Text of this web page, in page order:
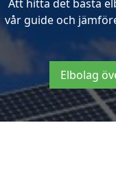
Att hitta det bästa
vår guide och
Elbolag